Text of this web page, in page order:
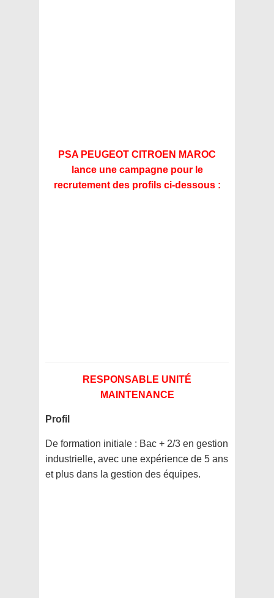
PSA PEUGEOT CITROEN MAROC
lance une campagne pour le
recrutement des profils ci-dessous :
RESPONSABLE UNITÉ
MAINTENANCE
Profil
De formation initiale : Bac + 2/3 en gestion
industrielle, avec une expérience de 5 ans
et plus dans la gestion des équipes.